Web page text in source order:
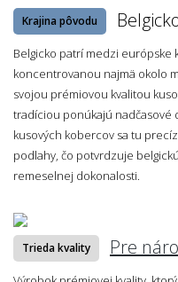
Krajina pôvodu
Belgicko patrí medzi európske
koncentrovanou najmä okolo
svojou prémiovou kvalitou
tradíciou ponúkajú nadčasové
kusových kobercov sa tu
podlahy, čo potvrdzuje
remeselnej dokonalosti.
Trieda kvality Pre